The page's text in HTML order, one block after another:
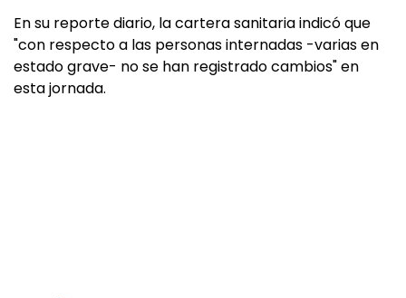
En su reporte diario, la cartera sanitaria indicó que
"con respecto a las personas internadas -varias en
estado grave- no se han registrado cambios" en
esta jornada.